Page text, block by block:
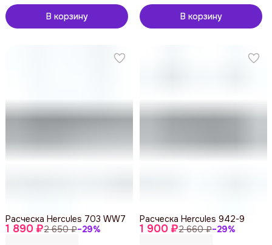
В корзину В корзину
1 890 ₽2 650 ₽−29%
Расческа Hercules 703 WW7
1 900 ₽2 660 ₽−29%
Расческа Hercules 942-9